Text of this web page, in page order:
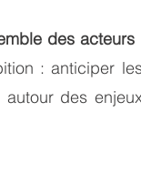
des
: anticiper
des